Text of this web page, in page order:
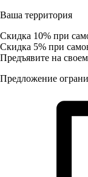
Ваша территория
Скидка 10% при
Скидка 5% при
Предъявите на
Предложение